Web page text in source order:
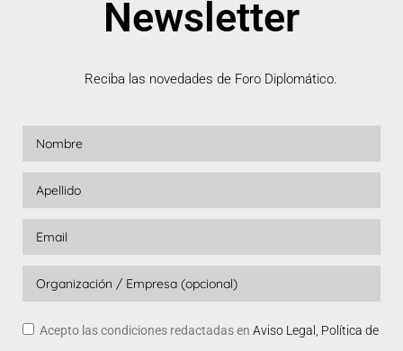
Newsletter
Reciba las novedades de Foro Diplomático.
Acepto las condiciones redactadas en Aviso Legal, Política de